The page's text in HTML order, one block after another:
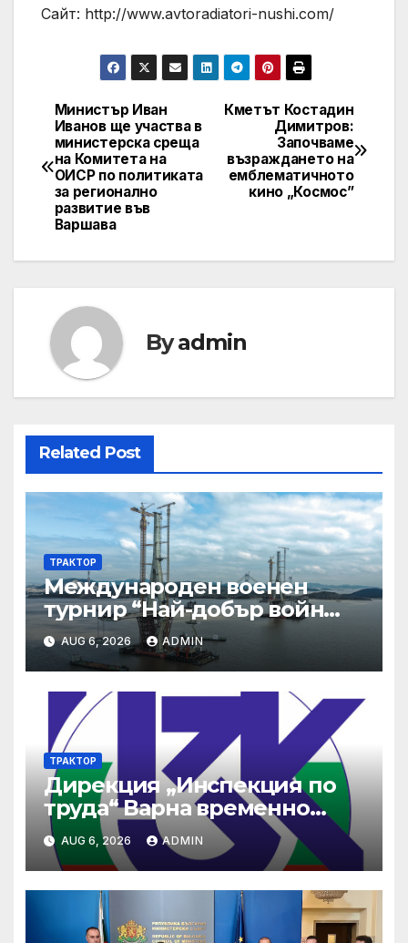
Сайт: http://www.avtoradiatori-nushi.com/
Post
navigation
Кметът Костадин
Димитров:
Започваме
възраждането на
емблематичното
кино „Космос”
Министър Иван
Иванов ще участва в
министерска среща
на Комитета на
ОИСР по политиката
за регионално
развитие във
Варшава
Byadmin
Related Post
ТРАКТОР
Международен военен
турнир “Най-добър войн
2025”
AUG 6, 2026 ADMIN
ТРАКТОР
Дирекция „Инспекция по
труда“ Варна временно
няма да обслужва граждани
следобед на 06.12.2024 г.
Дирекцията ще има нов
адрес
AUG 6, 2026 ADMIN